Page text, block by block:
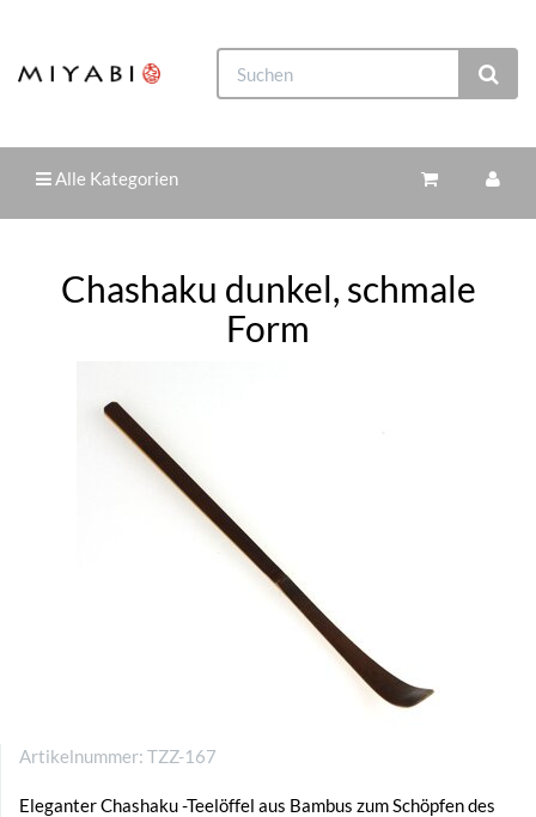
Alle Kategorien
Chashaku dunkel, schmale
Form
Artikelnummer: TZZ-167
Eleganter Chashaku -Teelöffel aus Bambus zum Schöpfen des